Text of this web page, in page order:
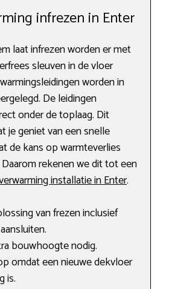
infrezen in Enter
laat infrezen worden er met
sleuven in de vloer
worden in
De leidingen
onder de toplaag. Dit
je geniet van een snelle
de kans op warmteverlies
rekenen we dit tot een
installatie in Enter.
van frezen inclusief
bouwhoogte nodig.
omdat een nieuwe dekvloer
is.